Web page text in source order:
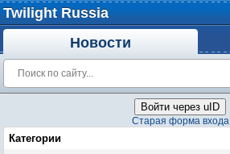
Twilight Russia
Новости
Войти через uID
Старая форма входа
Категории